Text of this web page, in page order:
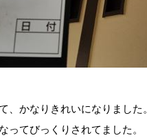
、かなりきれいになりました。
ってびっくりされてました。